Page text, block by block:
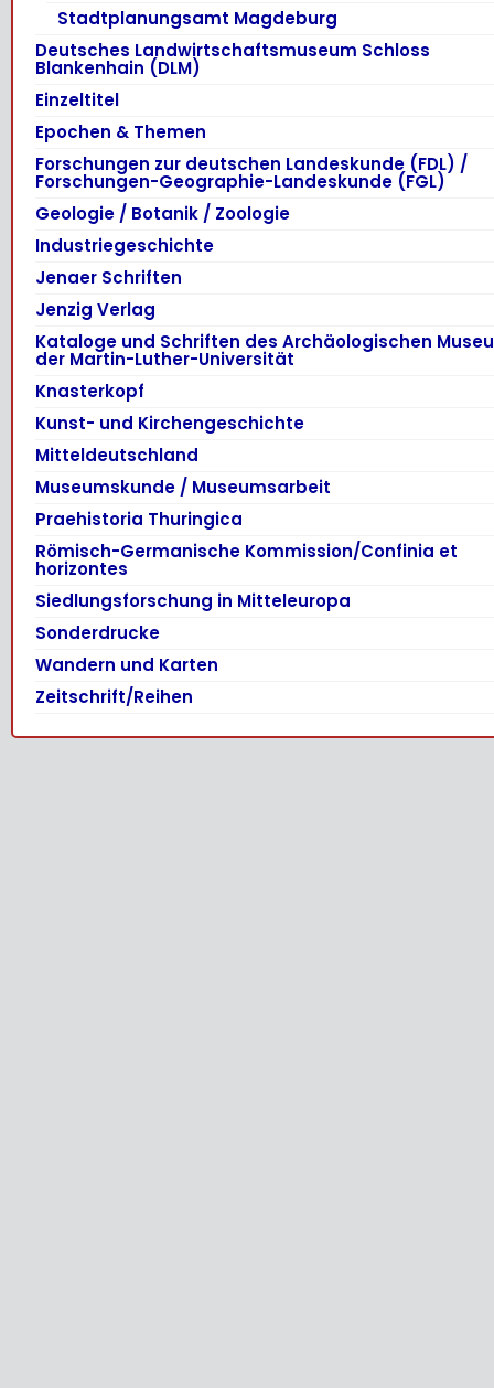
Stadtplanungsamt Magdeburg
Deutsches Landwirtschaftsmuseum Schloss
Blankenhain (DLM)
Einzeltitel
Epochen & Themen
Forschungen zur deutschen Landeskunde (FDL) /
Forschungen-Geographie-Landeskunde (FGL)
Geologie / Botanik / Zoologie
Industriegeschichte
Jenaer Schriften
Jenzig Verlag
Kataloge und Schriften des Archäologischen
der Martin-Luther-Universität
Knasterkopf
Kunst- und Kirchengeschichte
Mitteldeutschland
Museumskunde / Museumsarbeit
Praehistoria Thuringica
Römisch-Germanische Kommission/Confinia et
horizontes
Siedlungsforschung in Mitteleuropa
Sonderdrucke
Wandern und Karten
Zeitschrift/Reihen